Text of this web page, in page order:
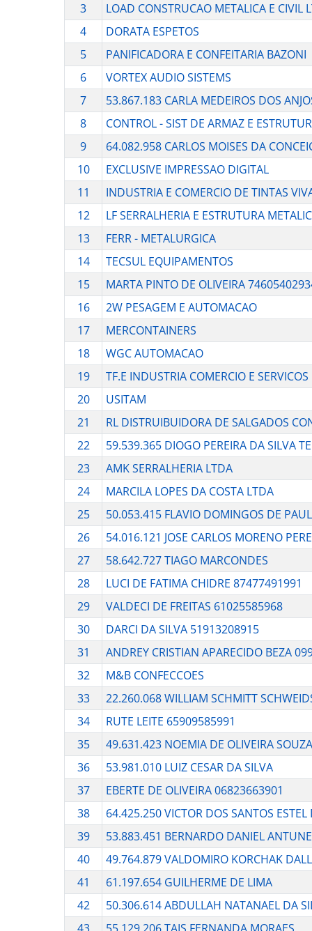
3
LOAD CONSTRUCAO METALICA E CIVIL
4
DORATA ESPETOS
5
PANIFICADORA E CONFEITARIA BAZONI
6
VORTEX AUDIO SISTEMS
7
53.867.183 CARLA MEDEIROS DOS
8
CONTROL - SIST DE ARMAZ E
9
64.082.958 CARLOS MOISES DA
10
EXCLUSIVE IMPRESSAO DIGITAL
11
INDUSTRIA E COMERCIO DE TINTAS
12
LF SERRALHERIA E ESTRUTURA
13
FERR - METALURGICA
14
TECSUL EQUIPAMENTOS
15
MARTA PINTO DE OLIVEIRA
16
2W PESAGEM E AUTOMACAO
17
MERCONTAINERS
18
WGC AUTOMACAO
19
TF.E INDUSTRIA COMERCIO E
20
USITAM
21
RL DISTRUIBUIDORA DE SALGADOS
22
59.539.365 DIOGO PEREIRA DA SILVA
23
AMK SERRALHERIA LTDA
24
MARCILA LOPES DA COSTA LTDA
25
50.053.415 FLAVIO DOMINGOS DE
26
54.016.121 JOSE CARLOS MORENO
27
58.642.727 TIAGO MARCONDES
28
LUCI DE FATIMA CHIDRE 87477491991
29
VALDECI DE FREITAS 61025585968
30
DARCI DA SILVA 51913208915
31
ANDREY CRISTIAN APARECIDO BEZA
32
M&B CONFECCOES
33
22.260.068 WILLIAM SCHMITT
34
RUTE LEITE 65909585991
35
49.631.423 NOEMIA DE OLIVEIRA SOUZA
36
53.981.010 LUIZ CESAR DA SILVA
37
EBERTE DE OLIVEIRA 06823663901
38
64.425.250 VICTOR DOS SANTOS ESTEL
39
53.883.451 BERNARDO DANIEL
40
49.764.879 VALDOMIRO KORCHAK
41
61.197.654 GUILHERME DE LIMA
42
50.306.614 ABDULLAH NATANAEL DA